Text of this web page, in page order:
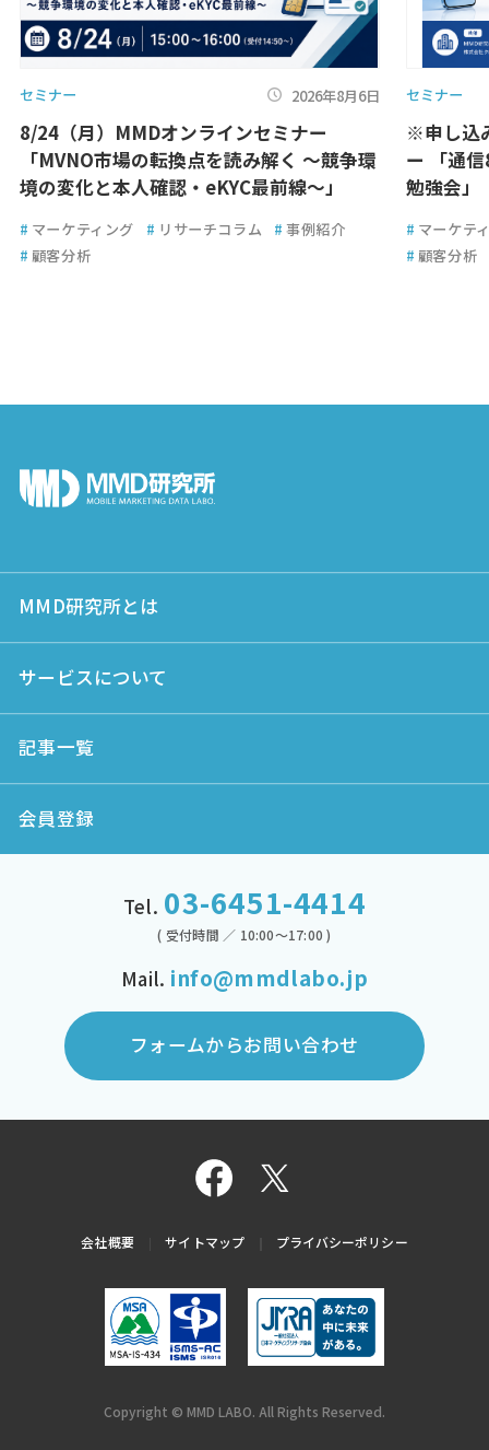
セミナー 2026年8月6日
8/24（月）MMDオンラインセミナー
「MVNO市場の転換点を読み解く ～競争環
境の変化と本人確認・eKYC最前線～」
# マーケティング # リサーチコラム # 事例紹介
# 顧客分析
セミナー
※申し込
ー 「通
勉強会」
# マーケテ
# 顧客分析
MMD研究所とは
サービスについて
記事一覧
会員登録
Tel. 03-6451-4414
( 受付時間 ／ 10:00～17:00 )
Mail. info@mmdlabo.jp
フォームからお問い合わせ
会社概要 サイトマップ プライバシーポリシー
Copyright © MMD LABO. All Rights Reserved.